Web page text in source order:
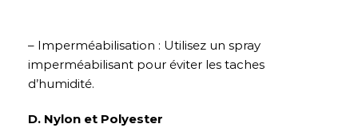
– Imperméabilisation : Utilisez un spray
imperméabilisant pour éviter les taches
d’humidité.
D. Nylon et Polyester